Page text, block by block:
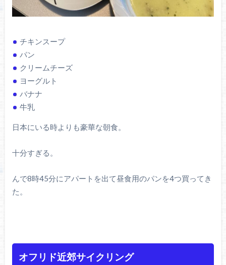
チキンスープ
パン
クリームチーズ
ヨーグルト
バナナ
牛乳
日本にいる時よりも豪華な朝食。
十分すぎる。
んで8時45分にアパートを出て昼食用のパンを4つ買ってき
た。
オフリド近郊サイクリング